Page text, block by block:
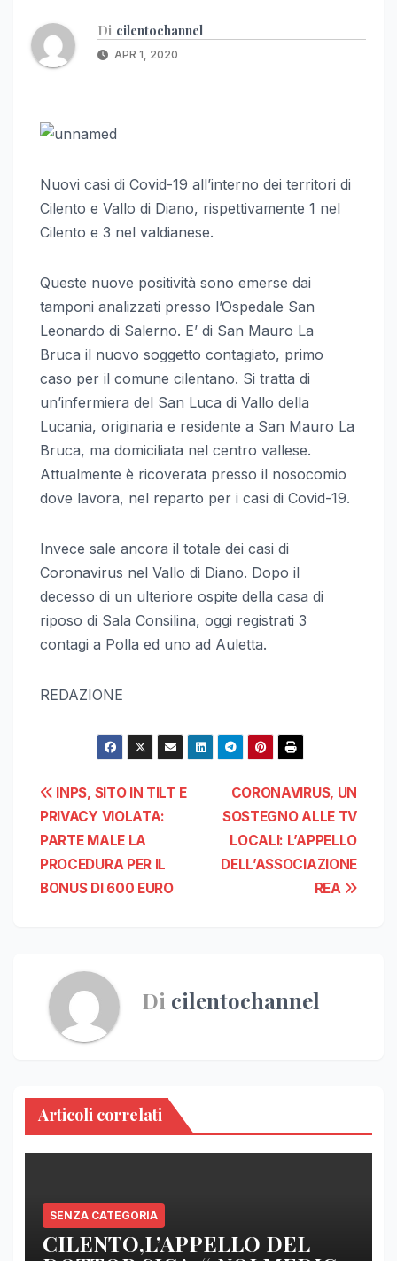
Di cilentochannel
APR 1, 2020
Nuovi casi di Covid-19 all’interno dei territori di
Cilento e Vallo di Diano, rispettivamente 1 nel
Cilento e 3 nel valdianese.
Queste nuove positività sono emerse dai
tamponi analizzati presso l’Ospedale San
Leonardo di Salerno. E’ di San Mauro La
Bruca il nuovo soggetto contagiato, primo
caso per il comune cilentano. Si tratta di
un’infermiera del San Luca di Vallo della
Lucania, originaria e residente a San Mauro La
Bruca, ma domiciliata nel centro vallese.
Attualmente è ricoverata presso il nosocomio
dove lavora, nel reparto per i casi di Covid-19.
Invece sale ancora il totale dei casi di
Coronavirus nel Vallo di Diano. Dopo il
decesso di un ulteriore ospite della casa di
riposo di Sala Consilina, oggi registrati 3
contagi a Polla ed uno ad Auletta.
REDAZIONE
Navigazione
articoli
CORONAVIRUS, UN
SOSTEGNO ALLE TV
LOCALI: L’APPELLO
DELL’ASSOCIAZIONE
REA
INPS, SITO IN TILT E
PRIVACY VIOLATA:
PARTE MALE LA
PROCEDURA PER IL
BONUS DI 600 EURO
Di cilentochannel
Articoli correlati
SENZA CATEGORIA
CILENTO,L’APPELLO DEL